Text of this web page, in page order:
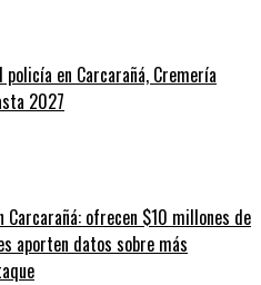
en Carcarañá, Cremería
2027
Carcarañá: ofrecen $10 millones de
aporten datos sobre más